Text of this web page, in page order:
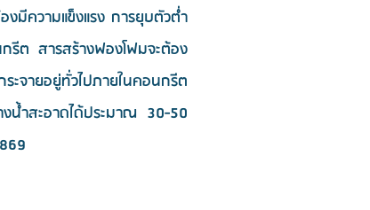
มีความแข็งแรง การยุบตัวต่ำ
รีต สารสร้างฟองโฟมจะต้อง
ะจายอยู่ทั่วไปภายในคอนกรีต
น้ำสะอาดได้ประมาณ 30-50